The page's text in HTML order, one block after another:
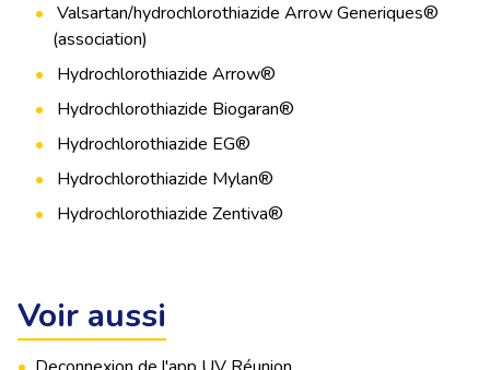
Valsartan/hydrochlorothiazide Arrow Generiques®
(association)
Hydrochlorothiazide Arrow®
Hydrochlorothiazide Biogaran®
Hydrochlorothiazide EG®
Hydrochlorothiazide Mylan®
Hydrochlorothiazide Zentiva®
Voir aussi